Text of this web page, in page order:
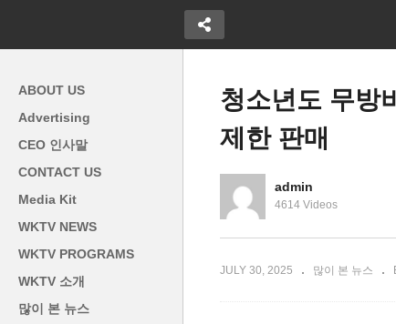
인상도 둔
미국 경제 2분기 3% 성장으로
불안 불경기 우려 없어’
ABOUT US
Advertising
CEO 인사말
CONTACT US
Media Kit
WKTV NEWS
WKTV PROGRAMS
WKTV 소개
많이 본 뉴스
청소년도 무방
제한 판매
admin
4614 Videos
JULY 30, 2025 많이 본 뉴스